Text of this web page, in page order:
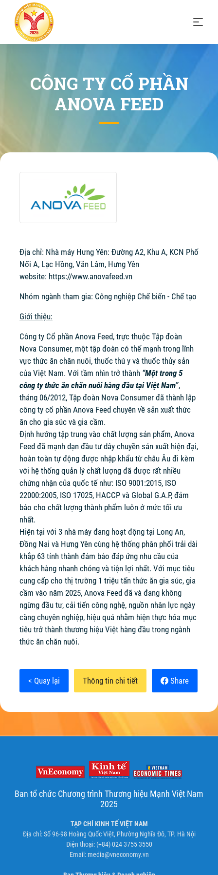
CÔNG TY CỔ PHẦN
ANOVA FEED
Địa chỉ: Nhà máy Hưng Yên: Đường A2, Khu A, KCN Phố
Nối A, Lạc Hồng, Văn Lâm, Hưng Yên
website: https://www.anovafeed.vn
Nhóm ngành tham gia: Công nghiệp Chế biến - Chế tạo
Giới thiệu:
Công ty Cổ phần Anova Feed, trực thuộc Tập đoàn
Nova Consumer, một tập đoàn có thế mạnh trong lĩnh
vực thức ăn chăn nuôi, thuốc thú y và thuốc thủy sản
của Việt Nam. Với tầm nhìn trở thành “Một trong 5
công ty thức ăn chăn nuôi hàng đầu tại Việt Nam”,
tháng 06/2012, Tập đoàn Nova Consumer đã thành lập
công ty cổ phần Anova Feed chuyên về sản xuất thức
ăn cho gia súc và gia cầm.
Định hướng tập trung vào chất lượng sản phẩm, Anova
Feed đã mạnh dạn đầu tư dây chuyền sản xuất hiện đại,
hoàn toàn tự động được nhập khẩu từ châu Âu đi kèm
với hệ thống quản lý chất lượng đã được rất nhiều
chứng nhận của quốc tế như: ISO 9001:2015, ISO
22000:2005, ISO 17025, HACCP và Global G.A.P, đảm
bảo cho chất lượng thành phẩm luôn ở mức tối ưu
nhất.
Hiện tại với 3 nhà máy đang hoạt động tại Long An,
Đồng Nai và Hưng Yên cùng hệ thống phân phối trải dài
khắp 63 tỉnh thành đảm bảo đáp ứng nhu cầu của
khách hàng nhanh chóng và tiện lợi nhất. Với mục tiêu
cung cấp cho thị trường 1 triệu tấn thức ăn gia súc, gia
cầm vào năm 2025, Anova Feed đã và đang không
ngừng đầu tư, cải tiến công nghệ, nguồn nhân lực ngày
càng chuyên nghiệp, hiệu quả nhằm hiện thực hóa mục
tiêu trở thành thương hiệu Việt hàng đầu trong ngành
thức ăn chăn nuôi.
< Quay lại Thông tin chi tiết Share
Ban tổ chức Chương trình Thương hiệu Mạnh Việt Nam
2025
TẠP CHÍ KINH TẾ VIỆT NAM
Địa chỉ: Số 96-98 Hoàng Quốc Việt, Phường Nghĩa Đô, TP. Hà Nội
Điện thoại: (+84) 024 3755 3550
Email: media@vneconomy.vn